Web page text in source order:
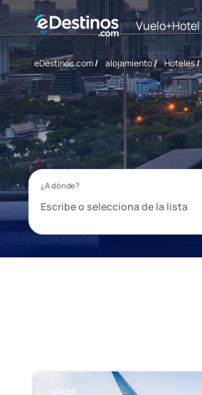
Vuelo+Hotel
eDestinos.com/ alojamiento/ Hoteles/
GÖCEK